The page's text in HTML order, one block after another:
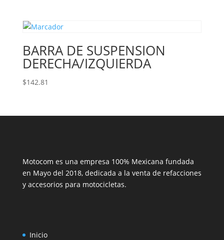
BARRA DE SUSPENSION
DERECHA/IZQUIERDA
$142.81
Motocom es una empresa 100% Mexicana fundada
en Mayo del 2018, dedicada a la venta de refacciones
y accesorios para motocicletas.
Inicio